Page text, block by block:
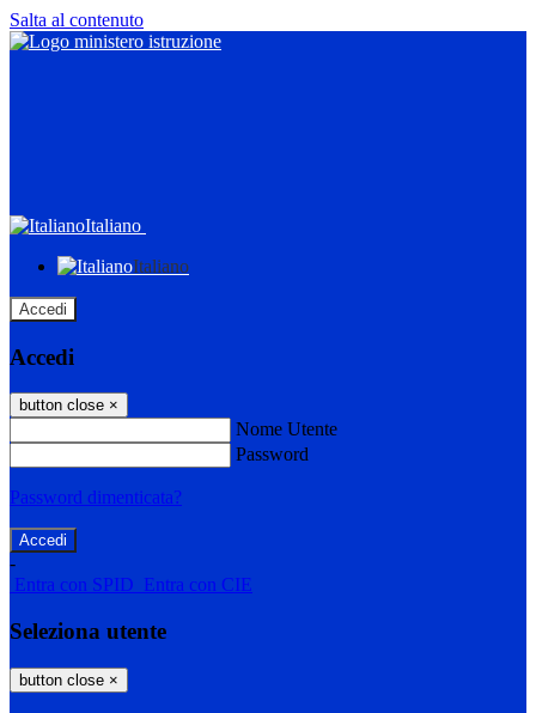
Salta al contenuto
Italiano
Italiano
Accedi
Accedi
button close ×
Nome Utente
Password
Password dimenticata?
-
Entra con SPID Entra con CIE
Seleziona utente
button close ×